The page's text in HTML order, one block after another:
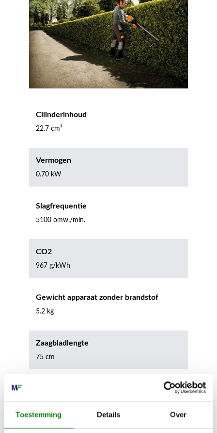
Toestemming Details Over
Cilinderinhoud
22.7 cm³
Vermogen
0.70 kW
Slagfrequentie
5100 omw./min.
CO2
967 g/kWh
Gewicht apparaat zonder brandstof
5.2 kg
Zaagbladlengte
75 cm